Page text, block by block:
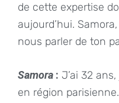
de cette expertise
aujourd’hui.
nous parler de ton
Samora : J’ai 32
en région